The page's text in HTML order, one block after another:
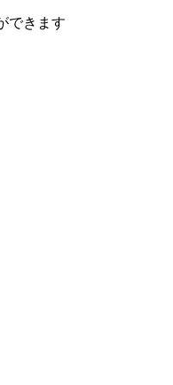
できます